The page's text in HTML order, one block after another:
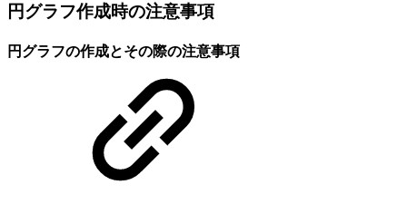
円グラフ作成時の注意事項
円グラフの作成とその際の注意事項